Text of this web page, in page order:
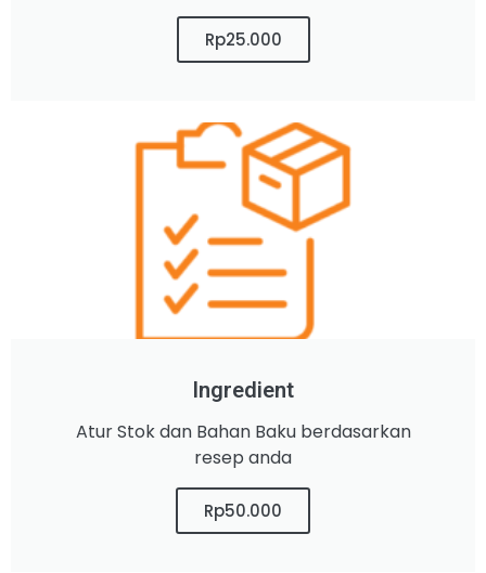
Rp25.000
Ingredient
Atur Stok dan Bahan Baku berdasarkan
resep anda
Rp50.000